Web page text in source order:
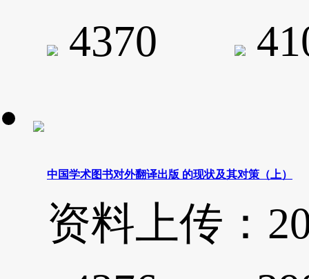
4370
中国学术图书对外翻译出版 的现状及其对策（上）
资料上传：